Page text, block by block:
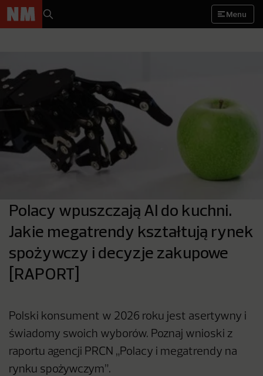
Menu
Polacy wpuszczają AI do kuchni.
Jakie megatrendy kształtują rynek
spożywczy i decyzje zakupowe
[RAPORT]
Polski konsument w 2026 roku jest asertywny i
świadomy swoich wyborów. Poznaj wnioski z
raportu agencji PRCN „Polacy i megatrendy na
rynku spożywczym”.